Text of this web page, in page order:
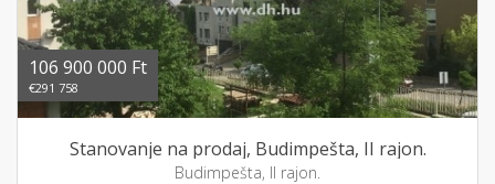
106 900 000 Ft
€291 758
Stanovanje na prodaj, Budimpešta, II rajon.
Budimpešta, II rajon.